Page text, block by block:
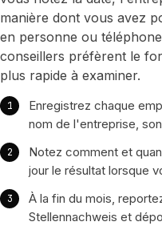
manière dont vous avez
en personne ou
conseillers préfèrent le
plus rapide à examiner.
Enregistrez chaque
nom de l'entreprise,
Notez comment et
jour le résultat lorsque
À la fin du mois,
Stellennachweis et